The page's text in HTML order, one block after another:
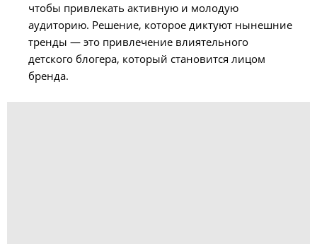
чтобы привлекать активную и молодую
аудиторию. Решение, которое диктуют нынешние
тренды — это привлечение влиятельного
детского блогера, который становится лицом
бренда.